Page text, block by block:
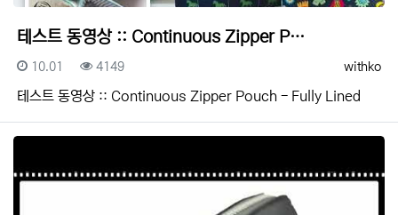
테스트 동영상 :: Continuous Zipper P…
등록자
withko
등록일
10.01 조회
4149
테스트 동영상 :: Continuous Zipper Pouch - Fully Lined